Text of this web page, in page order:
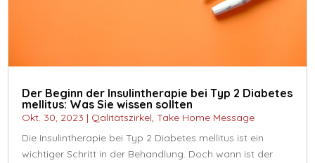
Der Beginn der Insulintherapie bei Typ 2 Diabetes
mellitus: Was Sie wissen sollten
Okt. 30, 2023 | Qalitätszirkel,Take Home Message
Die Insulintherapie bei Typ 2 Diabetes mellitus ist ein
wichtiger Schritt in der Behandlung. Doch wann ist der